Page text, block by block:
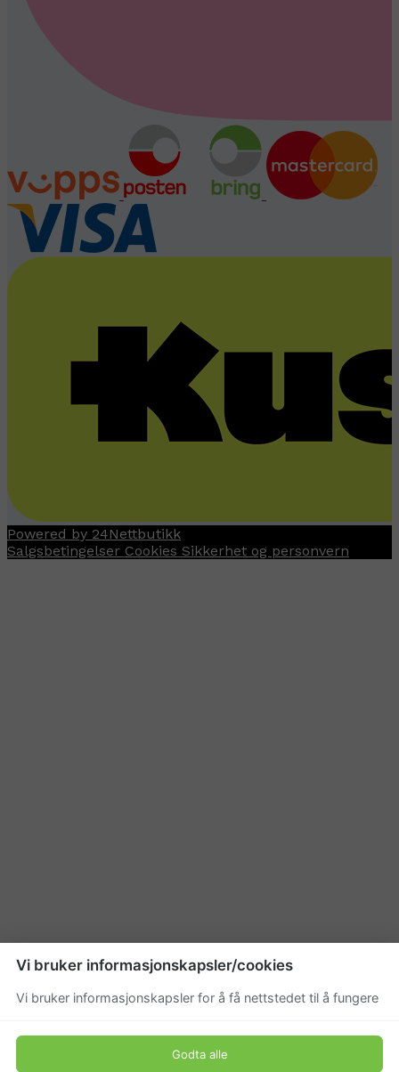
Powered by 24Nettbutikk
Salgsbetingelser Cookies Sikkerhet og personvern
Vi bruker informasjonskapsler/cookies
Vi bruker informasjonskapsler for å få nettstedet til å fungere
Godta alle